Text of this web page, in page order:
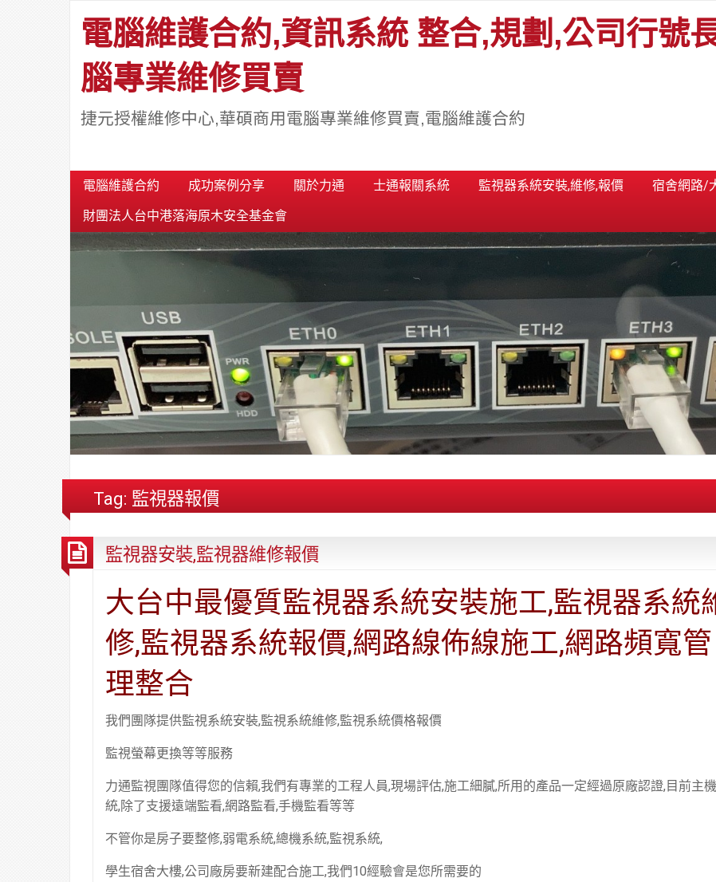
電腦維護合約,資訊系統 整合,規劃,公司行號
腦專業維修買賣
捷元授權維修中心,華碩商用電腦專業維修買賣,電腦維護合約
電腦維護合約 成功案例分享 關於力通 士通報關系統 監視器系統安裝,維修,報價 宿舍網路/
財團法人台中港落海原木安全基金會
Tag: 監視器報價
監視器安裝,監視器維修報價
大台中最優質監視器系統安裝施工,監視器系統
修,監視器系統報價,網路線佈線施工,網路頻寬管
理整合
我們團隊提供監視系統安裝,監視系統維修,監視系統價格報價
監視螢幕更換等等服務
力通監視團隊值得您的信賴,我們有專業的工程人員,現場評估,施工細膩,所用的產品一定經過原廠認證,目前主
統,除了支援遠端監看,網路監看,手機監看等等
不管你是房子要整修,弱電系統,總機系統,監視系統,
學生宿舍大樓,公司廠房要新建配合施工,我們10經驗會是您所需要的